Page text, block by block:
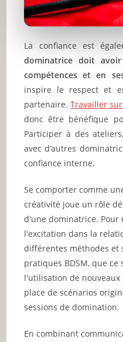
La confiance est
dominatrice doit
compétences et en
inspire le respect et
partenaire.Travailler
donc être bénéfique
Participer à des
avec d’autres
confiance interne.
Se comporter comme
créativité joue un rôle
d'une dominatrice.
l'excitation dans la
différentes méthodes et
pratiques BDSM, que
l'utilisation de nouveaux
place de scénarios
sessions de domination.
En combinant